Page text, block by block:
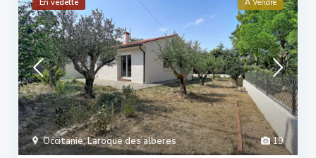
19
Occitanie,Laroque des alberes
En vedette A Vendre